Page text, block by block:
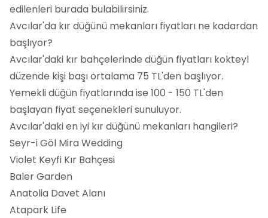
edilenleri burada bulabilirsiniz.
Avcılar'da kır düğünü mekanları fiyatları ne kadardan
başlıyor?
Avcılar'daki kır bahçelerinde düğün fiyatları kokteyl
düzende kişi başı ortalama 75 TL'den başlıyor.
Yemekli düğün fiyatlarında ise 100 - 150 TL'den
başlayan fiyat seçenekleri sunuluyor.
Avcılar'daki en iyi kır düğünü mekanları hangileri?
Seyr-i Göl Mira Wedding
Violet Keyfi Kır Bahçesi
Baler Garden
Anatolia Davet Alanı
Atapark Life